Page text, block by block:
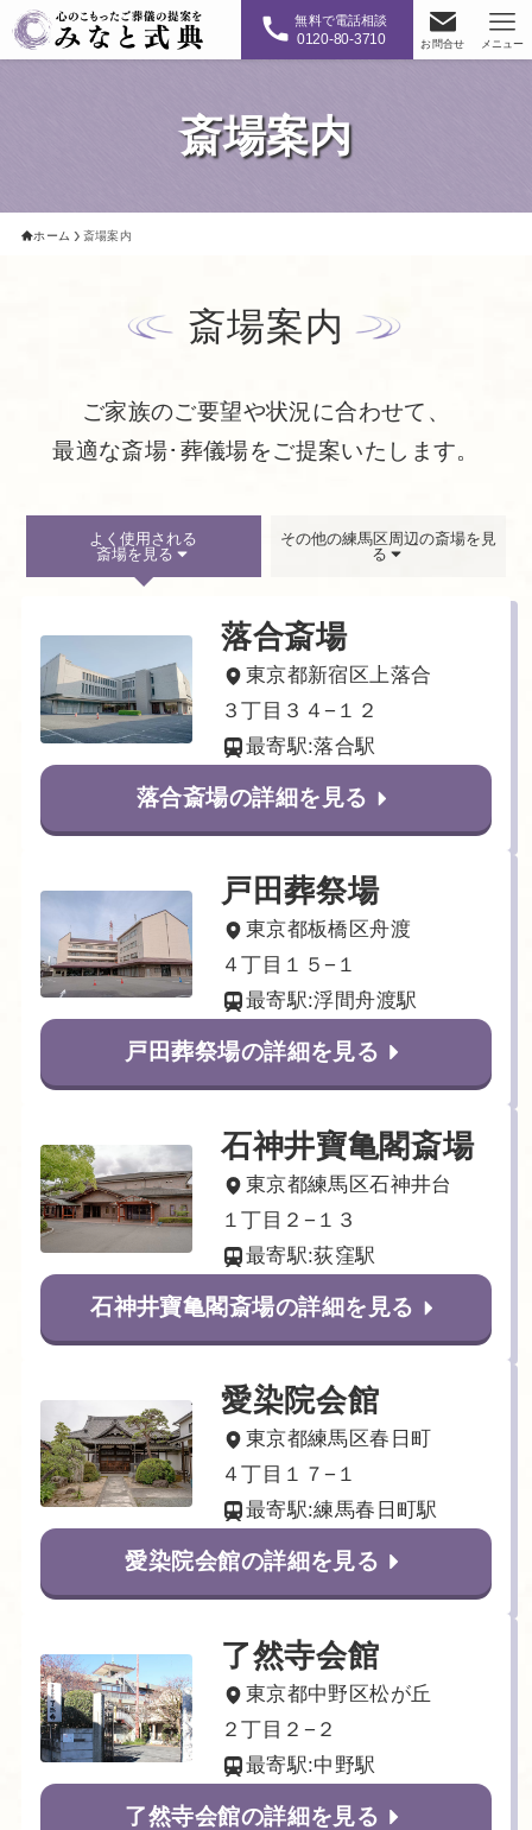
無料で電話相談
0120-80-3710 お問合せ メニュー
斎場案内
ホーム 斎場案内
斎場案内
ご家族のご要望や状況に合わせて、
最適な斎場･葬儀場をご提案いたします。
よく使用される
斎場を見る
その他の練馬区周辺の斎場を見
る
落合斎場
東京都新宿区上落合
３丁目３４−１２
最寄駅:落合駅
落合斎場の詳細を見る
戸田葬祭場
東京都板橋区舟渡
４丁目１５−１
最寄駅:浮間舟渡駅
戸田葬祭場の詳細を見る
石神井寶亀閣斎場
東京都練馬区石神井台
１丁目２−１３
最寄駅:荻窪駅
石神井寶亀閣斎場の詳細を見る
愛染院会館
東京都練馬区春日町
４丁目１７−１
最寄駅:練馬春日町駅
愛染院会館の詳細を見る
了然寺会館
東京都中野区松が丘
２丁目２−２
最寄駅:中野駅
了然寺会館の詳細を見る